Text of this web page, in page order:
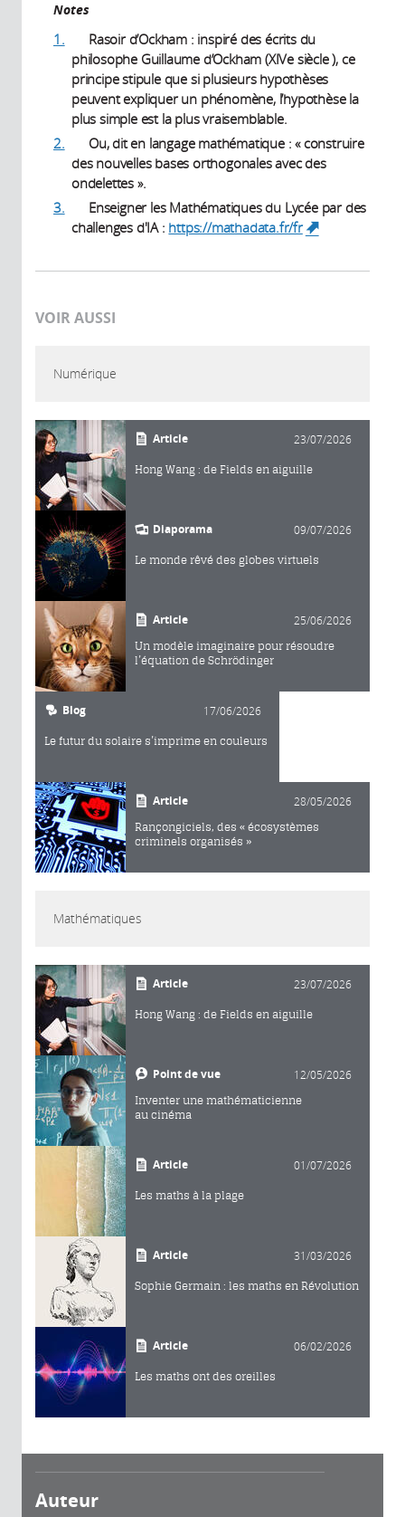
Notes
1.
Rasoir d’Ockham : inspiré des écrits du
philosophe Guillaume d’Ockham (XIVe siècle ), ce
principe stipule que si plusieurs hypothèses
peuvent expliquer un phénomène, l’hypothèse la
plus simple est la plus vraisemblable.
2.
Ou, dit en langage mathématique : « construire
des nouvelles bases orthogonales avec des
ondelettes ».
3.
Enseigner les Mathématiques du Lycée par des
challenges d'IA : https://mathadata.fr/fr
(link is
VOIR AUSSI
Numérique
Article 23/07/2026
Hong Wang : de Fields en aiguille
Diaporama 09/07/2026
Le monde rêvé des globes virtuels
Article 25/06/2026
Un modèle imaginaire pour résoudre
l’équation de Schrödinger
Blog 17/06/2026
Le futur du solaire s’imprime en couleurs
Article 28/05/2026
Rançongiciels, des « écosystèmes
criminels organisés »
Mathématiques
Article 23/07/2026
Hong Wang : de Fields en aiguille
Point de vue 12/05/2026
Inventer une mathématicienne
au cinéma
Article 01/07/2026
Les maths à la plage
Article 31/03/2026
Sophie Germain : les maths en Révolution
Article 06/02/2026
Les maths ont des oreilles
Auteur